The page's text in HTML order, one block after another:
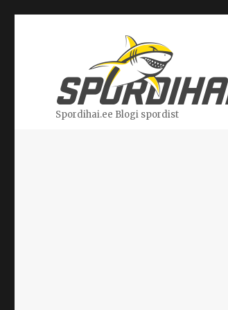
Spordihai.ee Blogi spordist